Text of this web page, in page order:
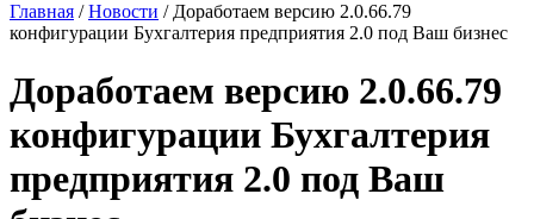
Главная /Новости / Доработаем версию 2.0.66.79
конфигурации Бухгалтерия предприятия 2.0 под Ваш бизнес
Доработаем версию 2.0.66.79
конфигурации Бухгалтерия
предприятия 2.0 под Ваш